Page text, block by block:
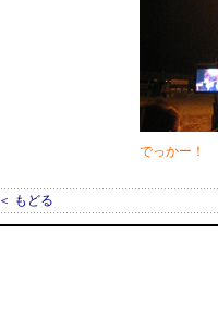
でっかー！
＜ もどる